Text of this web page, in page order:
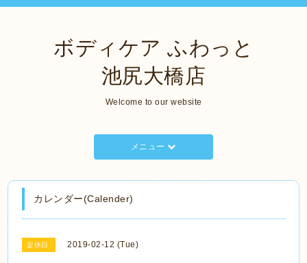
ボディケア ふわっと
池尻大橋店
Welcome to our website
メニュー
カレンダー(Calender)
定休日 2019-02-12 (Tue)